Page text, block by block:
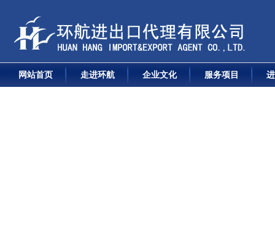
网站首页 走进环航 企业文化 服务项目